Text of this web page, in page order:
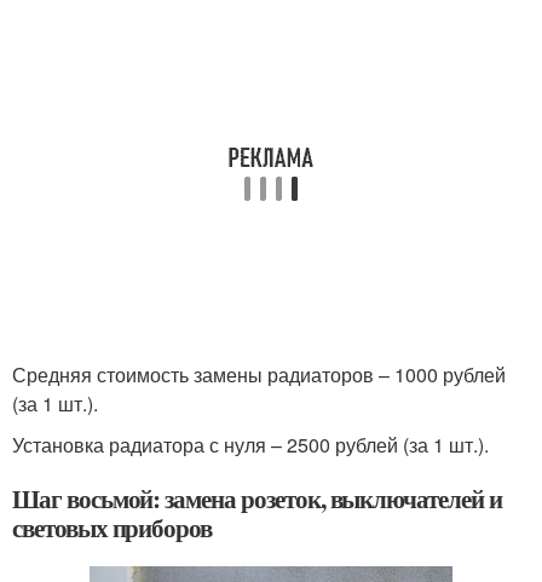
Средняя стоимость замены радиаторов – 1000 рублей
(за 1 шт.).
Установка радиатора с нуля – 2500 рублей (за 1 шт.).
Шаг восьмой: замена розеток, выключателей и
световых приборов